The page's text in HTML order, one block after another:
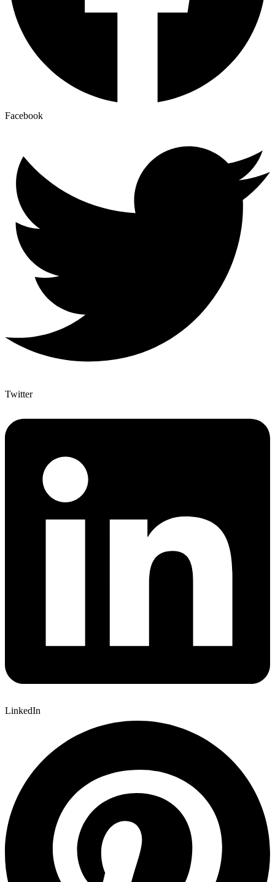
Facebook
Twitter
LinkedIn